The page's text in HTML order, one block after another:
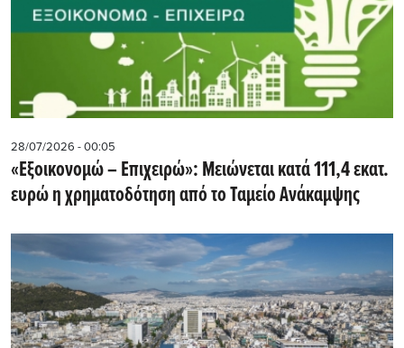
28/07/2026 - 00:05
«Εξοικονομώ – Επιχειρώ»: Μειώνεται κατά 111,4 εκατ.
ευρώ η χρηματοδότηση από το Ταμείο Ανάκαμψης